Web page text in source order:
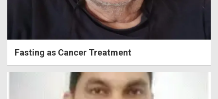
Fasting as Cancer Treatment